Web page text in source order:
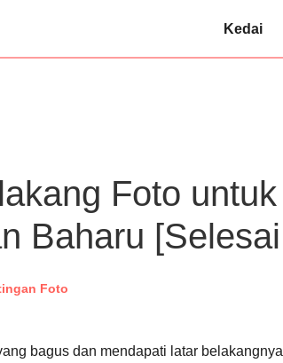
Kedai
Foto untuk
Baharu
Foto
bagus dan mendapati latar belakangnya